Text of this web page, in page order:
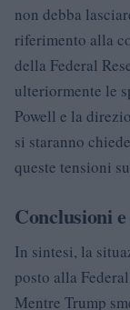
non debba
riferimento alla
della Federal
ulteriormente le
Powell e la
si staranno
queste tensioni
Conclusioni
In sintesi, la
posto alla
Mentre Trump